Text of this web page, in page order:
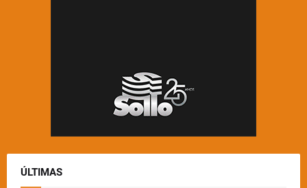
ÚLTIMAS